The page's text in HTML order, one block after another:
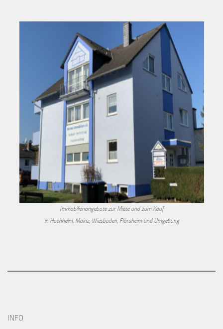
Immobilienangebote zur Miete und zum Kauf
in Hochheim, Mainz, Wiesbaden, Flörsheim und Umgebung
INFO